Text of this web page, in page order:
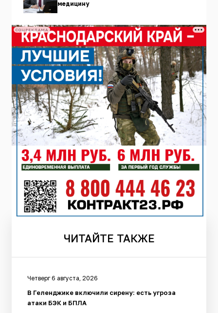
медицину
СОЦРЕКЛАМА
ЧИТАЙТЕ ТАКЖЕ
Четверг 6 августа, 2026
В Геленджике включили сирену: есть угроза
атаки БЭК и БПЛА